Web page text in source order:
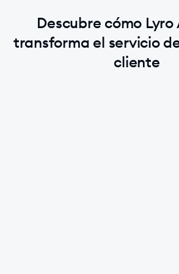
Descubre cómo
transforma el servicio
cliente